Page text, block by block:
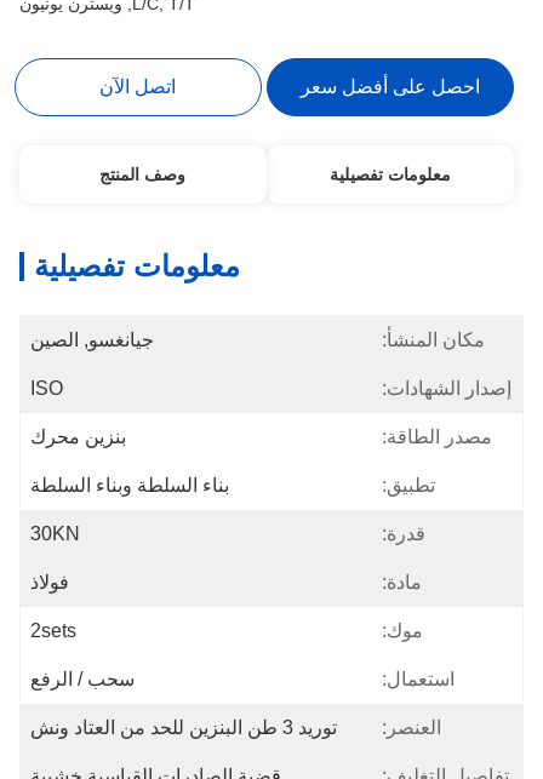
احصل على أفضل سعر اتصل الآن
معلومات تفصيلية وصف المنتج
معلومات تفصيلية
مكان المنشأ: جيانغسو, الصين
إصدار الشهادات: ISO
مصدر الطاقة: بنزين محرك
تطبيق: بناء السلطة وبناء السلطة
قدرة: 30KN
مادة: فولاذ
موك: 2sets
استعمال: سحب / الرفع
العنصر: توريد 3 طن البنزين للحد من العتاد ونش